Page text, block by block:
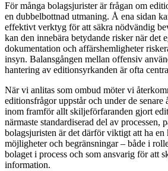
För många bolagsjurister är frågan om
en dubbelbottnad utmaning. Å ena sidan
effektivt verktyg för att säkra nödvändig
kan den innebära betydande risker när det
dokumentation och affärshemligheter
insyn. Balansgången mellan offensiv
hantering av editionsyrkanden är ofta
När vi anlitas som ombud möter vi
editionsfrågor uppstår och under de senare
inom framför allt skiljeförfaranden gjort
närmaste standardiserad del av processen,
bolagsjuristen är det därför viktigt att ha
möjligheter och begränsningar – både i
bolaget i process och som ansvarig för att
information.